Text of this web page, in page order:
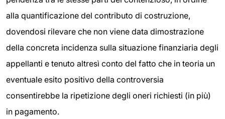
alla quantificazione del contributo di costruzione,
dovendosi rilevare che non viene data dimostrazione
della concreta incidenza sulla situazione finanziaria degli
appellanti e tenuto altresì conto del fatto che in teoria un
eventuale esito positivo della controversia
consentirebbe la ripetizione degli oneri richiesti (in più)
in pagamento.